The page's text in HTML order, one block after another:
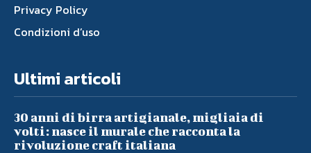
Privacy Policy
Condizioni d’uso
Ultimi articoli
30 anni di birra artigianale, migliaia di
volti: nasce il murale che racconta la
rivoluzione craft italiana